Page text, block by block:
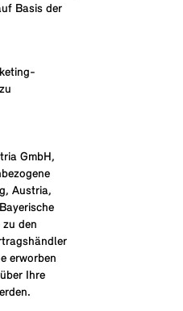
Basis der
GmbH,
Austria,
den
erworben
Ihre